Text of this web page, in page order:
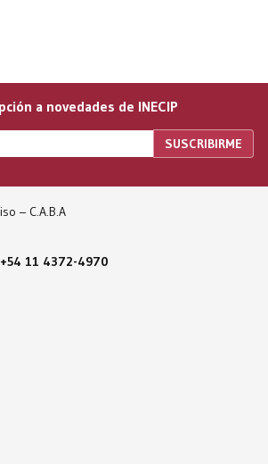
a novedades de INECIP
– C.A.B.A
+54 11 4372-4970